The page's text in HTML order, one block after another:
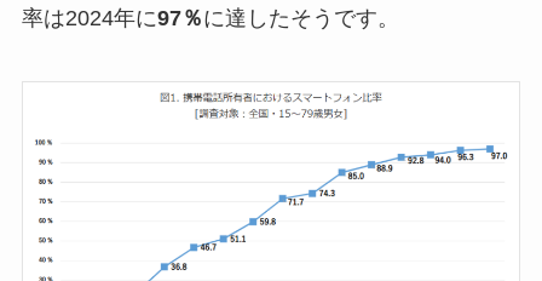
率は2024年に97％に達したそうです。